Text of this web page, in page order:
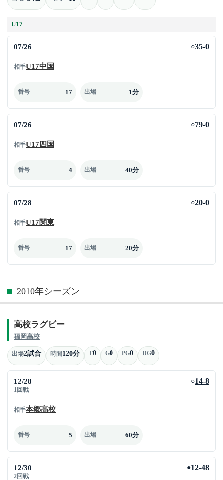
U17
07/26 ○35-0
相手U17中国
番号 17 出場 1分
07/26 ○79-0
相手U17四国
番号 4 出場 40分
07/28 ○20-0
相手U17関東
番号 17 出場 20分
2010年シーズン
高校ラグビー
福岡高校
出場2試合 時間120分 T0 G0 PG0 DG0
12/28
1回戦
○14-8
相手本郷高校
番号 5 出場 60分
12/30
2回戦
●12-48